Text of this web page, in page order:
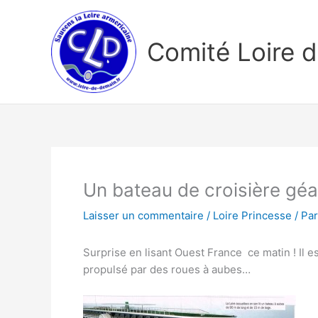
Comité Loire
Un bateau de croisière
Laisser un commentaire / Loire Princesse /
Surprise en lisant Ouest France ce matin ! Il
propulsé par des roues à aubes…